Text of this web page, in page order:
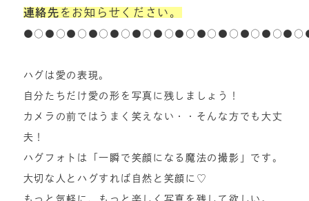
連絡先 をお知らせください。
ハグは愛の表現。
自分たちだけ愛の形を写真に残しましょう！
カメラの前ではうまく笑えない・・そんな方でも大丈
夫！
ハグフォトは「一瞬で笑顔になる魔法の撮影」です。
大切な人とハグすれば自然と笑顔に♡
もっと気軽に、もっと楽しく写真を残して欲しい。